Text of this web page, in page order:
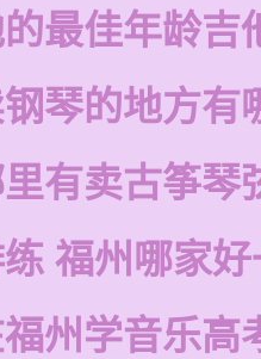
最佳年龄吉
琴的地方有
有卖古筝琴
福州哪家
州学音乐高